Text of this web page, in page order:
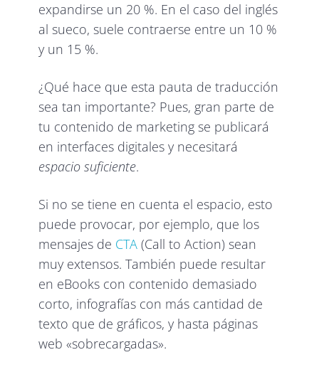
expandirse un 20 %. En el caso del inglés
al sueco, suele contraerse entre un 10 %
y un 15 %.
¿Qué hace que esta pauta de traducción
sea tan importante? Pues, gran parte de
tu contenido de marketing se publicará
en interfaces digitales y necesitará
espacio suficiente.
Si no se tiene en cuenta el espacio, esto
puede provocar, por ejemplo, que los
mensajes de CTA (Call to Action) sean
muy extensos. También puede resultar
en eBooks con contenido demasiado
corto, infografías con más cantidad de
texto que de gráficos, y hasta páginas
web «sobrecargadas».